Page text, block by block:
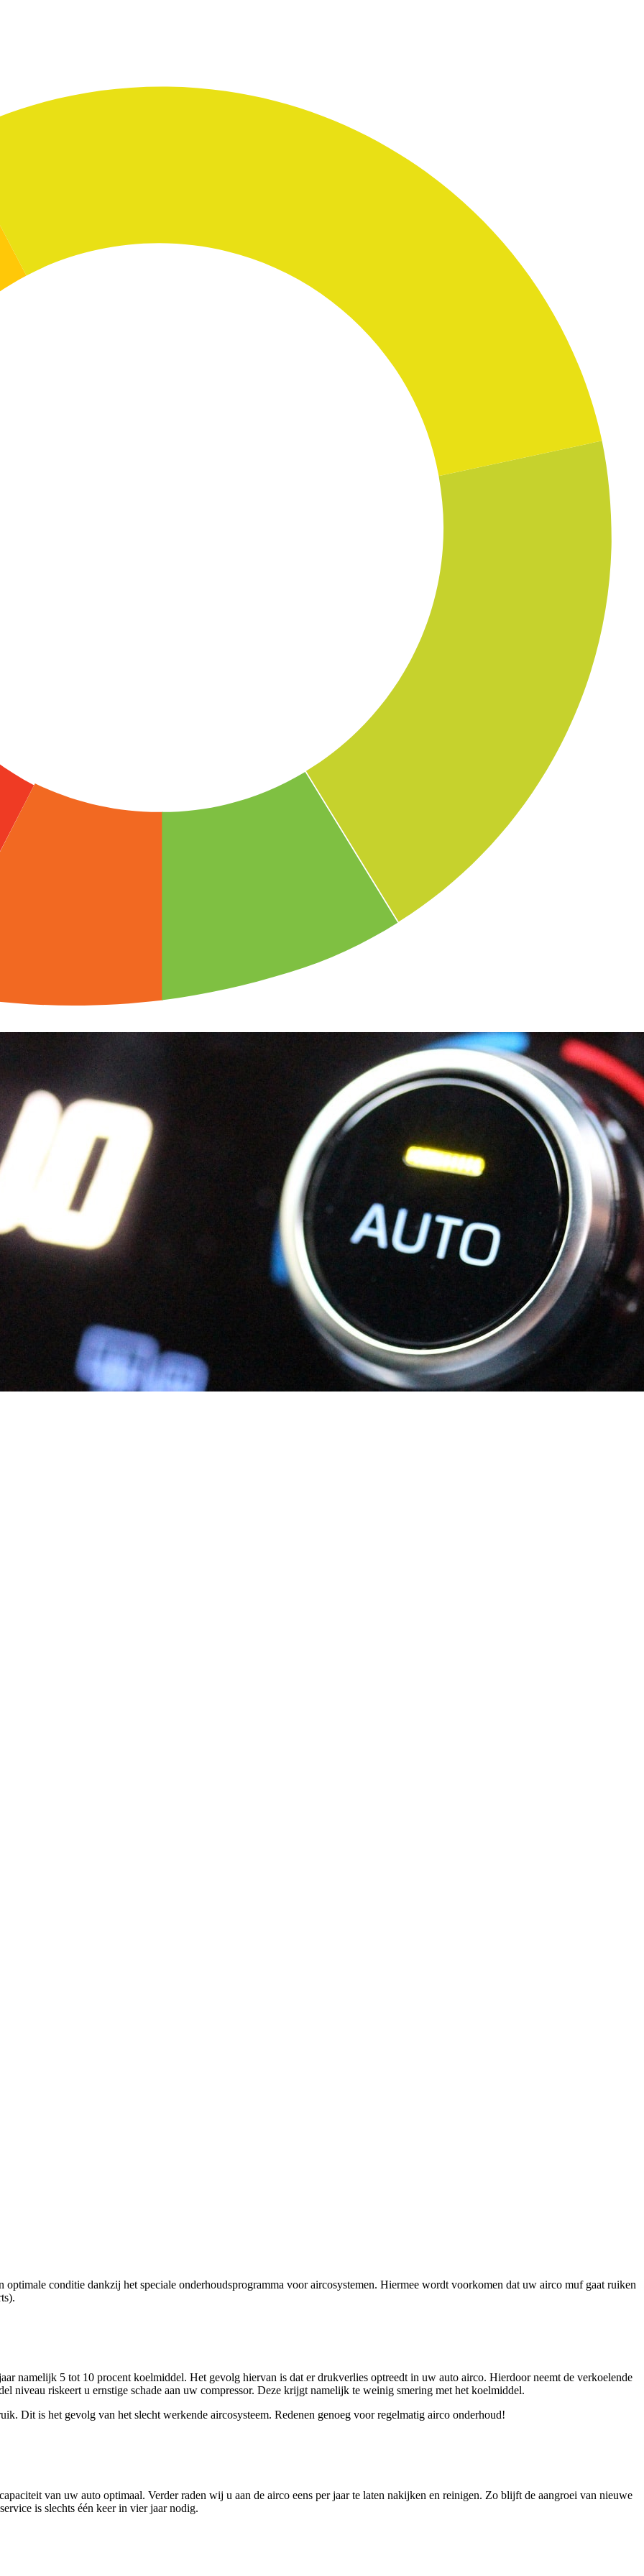
conditie dankzij het speciale onderhoudsprogramma voor aircosystemen. Hiermee wordt voorkomen dat uw airco muf gaat ruiken
namelijk 5 tot 10 procent koelmiddel. Het gevolg hiervan is dat er drukverlies optreedt in uw auto airco. Hierdoor neemt de verkoelende
niveau riskeert u ernstige schade aan uw compressor. Deze krijgt namelijk te weinig smering met het koelmiddel.
Dit is het gevolg van het slecht werkende aircosysteem. Redenen genoeg voor regelmatig airco onderhoud!
van uw auto optimaal. Verder raden wij u aan de airco eens per jaar te laten nakijken en reinigen. Zo blijft de aangroei van nieuwe
is slechts één keer in vier jaar nodig.